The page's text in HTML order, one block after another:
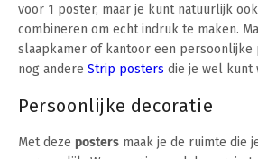
voor 1 poster, maar je kunt natuurlijk
combineren om echt indruk te maken.
slaapkamer of kantoor een
nog andere Strip posters die je wel kunt
Persoonlijke decoratie
Met deze posters maak je de ruimte die